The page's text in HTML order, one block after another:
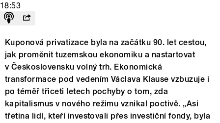
18:53
Kuponová privatizace byla na začátku 90. let cestou,
jak proměnit tuzemskou ekonomiku a nastartovat
v Československu volný trh. Ekonomická
transformace pod vedením Václava Klause vzbuzuje i
po téměř třiceti letech pochyby o tom, zda
kapitalismus v nového režimu vznikal poctivě. „Asi
třetina lidí, kteří investovali přes investiční fondy, byla